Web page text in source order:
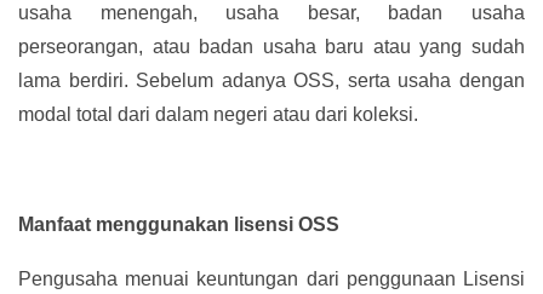
usaha menengah, usaha besar, badan usaha
perseorangan, atau badan usaha baru atau yang sudah
lama berdiri. Sebelum adanya OSS, serta usaha dengan
modal total dari dalam negeri atau dari koleksi.
Manfaat menggunakan lisensi OSS
Pengusaha menuai keuntungan dari penggunaan Lisensi